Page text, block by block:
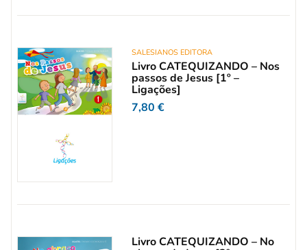
SALESIANOS EDITORA
Livro CATEQUIZANDO – Nos
passos de Jesus [1º –
Ligações]
7,80€
Livro CATEQUIZANDO – No